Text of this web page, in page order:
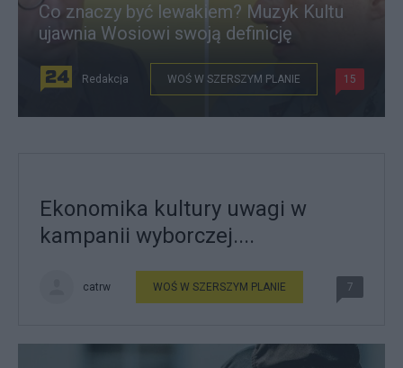
Co znaczy być lewakiem? Muzyk Kultu
ujawnia Wosiowi swoją definicję
Redakcja WOŚ W SZERSZYM PLANIE 15
Ekonomika kultury uwagi w
kampanii wyborczej....
catrw WOŚ W SZERSZYM PLANIE 7